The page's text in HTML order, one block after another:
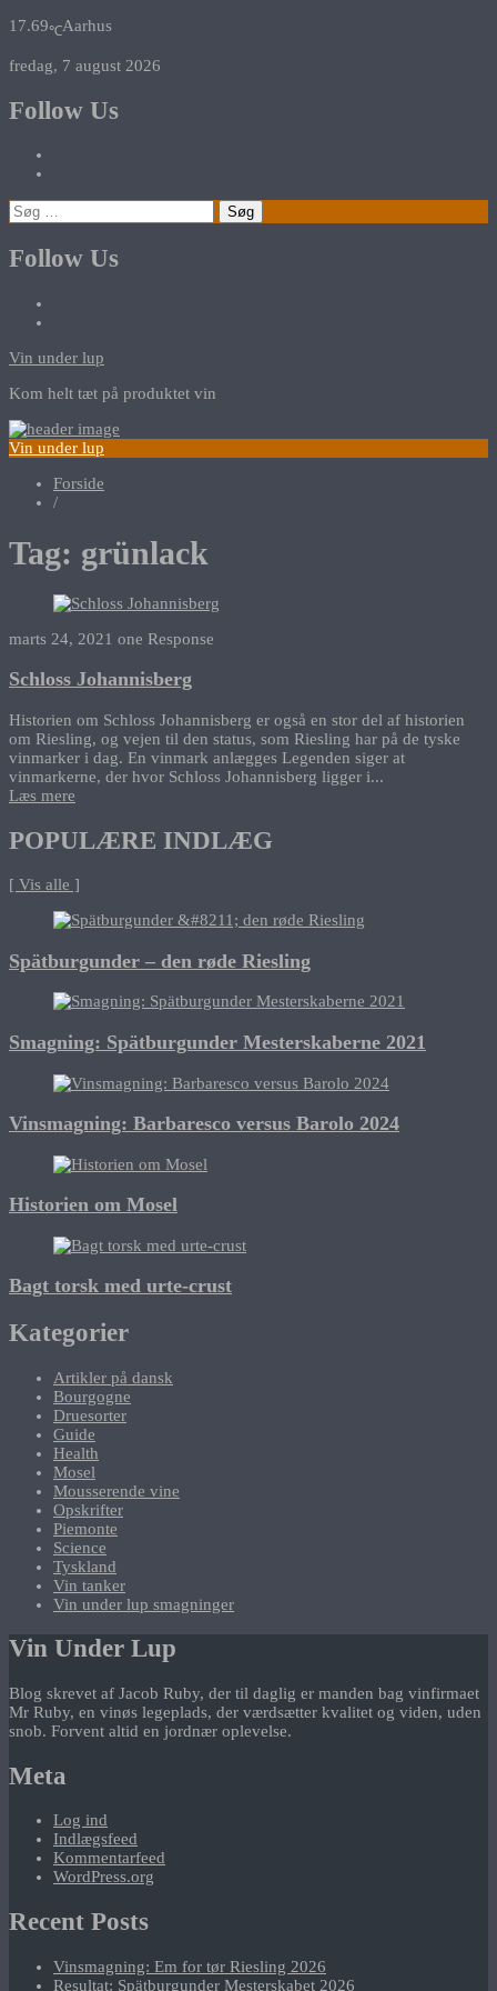
17.69℃Aarhus
fredag, 7 august 2026
Follow Us
Søg
efter:
Follow Us
Vin under lup
Kom helt tæt på produktet vin
Vin under lup
Forside
/
Tag: grünlack
marts 24, 2021 one Response
Schloss Johannisberg
Historien om Schloss Johannisberg er også en stor del af historien
om Riesling, og vejen til den status, som Riesling har på de tyske
vinmarker i dag. En vinmark anlægges Legenden siger at
vinmarkerne, der hvor Schloss Johannisberg ligger i...
Læs mere
POPULÆRE INDLÆG
[ Vis alle ]
Spätburgunder – den røde Riesling
Smagning: Spätburgunder Mesterskaberne 2021
Vinsmagning: Barbaresco versus Barolo 2024
Historien om Mosel
Bagt torsk med urte-crust
Kategorier
Artikler på dansk
Bourgogne
Druesorter
Guide
Health
Mosel
Mousserende vine
Opskrifter
Piemonte
Science
Tyskland
Vin tanker
Vin under lup smagninger
Vin Under Lup
Blog skrevet af Jacob Ruby, der til daglig er manden bag vinfirmaet
Mr Ruby, en vinøs legeplads, der værdsætter kvalitet og viden, uden
snob. Forvent altid en jordnær oplevelse.
Meta
Log ind
Indlægsfeed
Kommentarfeed
WordPress.org
Recent Posts
Vinsmagning: Em for tør Riesling 2026
Resultat: Spätburgunder Mesterskabet 2026